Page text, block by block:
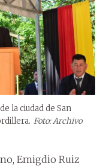
la ciudad de San
Foto: Archivo
Emigdio Ruiz